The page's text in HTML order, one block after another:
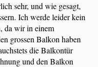
sehr, und wie gesagt,
Ich werde leider kein
da wir in einem
grossen Balkon haben
die Balkontür
und den Balkon